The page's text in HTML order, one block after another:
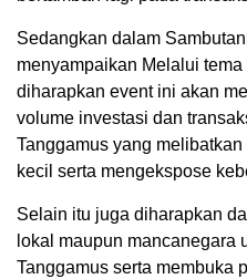
Sedangkan dalam
menyampaikan Melalui tema
diharapkan event ini akan
volume investasi dan
Tanggamus yang
kecil serta mengekspose
Selain itu juga diharapkan
lokal maupun mancanegara
Tanggamus serta membuka